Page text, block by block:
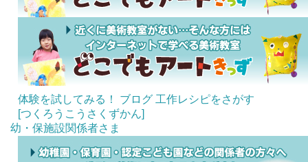
体験を試してみる！ ブログ 工作レシピをさがす
[つくろうこうさくずかん]
幼・保施設関係者さま